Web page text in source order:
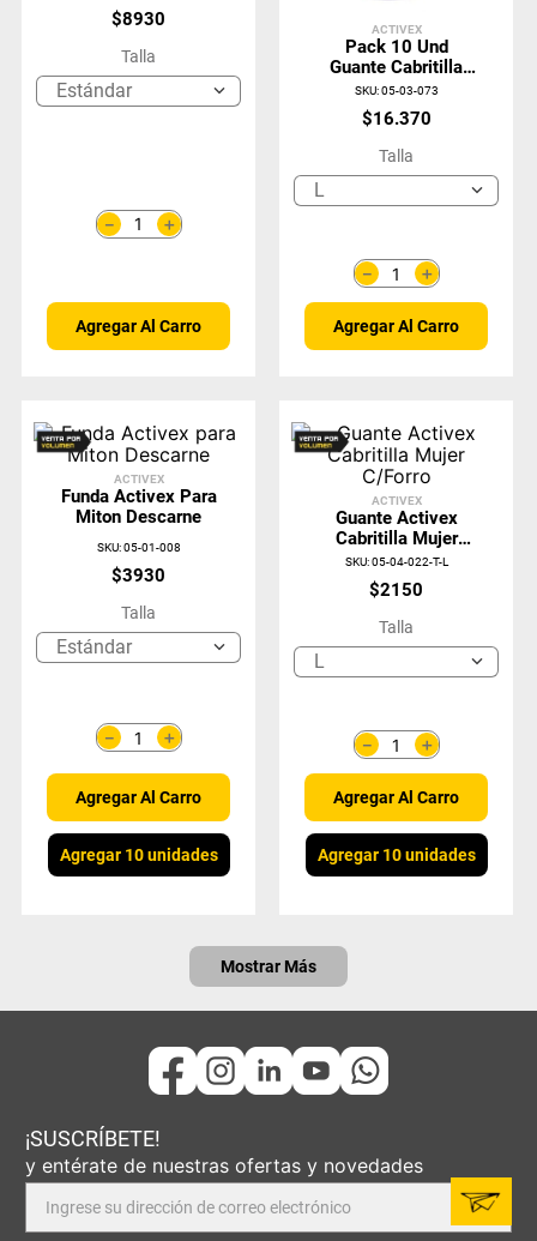
$8930
Talla
Estándar
＋
－
Agregar Al Carro
ACTIVEX
Pack 10 Und
Guante Cabritilla
Activex Con Forro L
SKU:05-03-073
$16.370
Talla
L
＋
－
Agregar Al Carro
ACTIVEX
Funda Activex Para
Miton Descarne
SKU:05-01-008
$3930
Talla
Estándar
＋
－
Agregar Al Carro
Agregar 10 unidades
ACTIVEX
Guante Activex
Cabritilla Mujer
C/Forro
SKU:05-04-022-T-L
$2150
Talla
L
＋
－
Agregar Al Carro
Agregar 10 unidades
Mostrar Más
¡SUSCRÍBETE!
y entérate de nuestras ofertas y novedades